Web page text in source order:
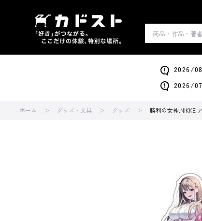
2026/
2026/
ホーム グッズ・文具 グッズ 勝利の女神:NIKKE